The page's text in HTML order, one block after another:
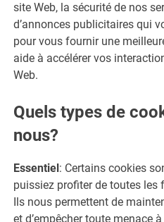
site Web, la sécurité de nos
d’annonces publicitaires qui
pour vous fournir une
aide à accélérer vos
Web.
Quels types de
nous?
Essentiel : Certains cookies
puissiez profiter de toutes
Ils nous permettent de
et d’empêcher toute menace